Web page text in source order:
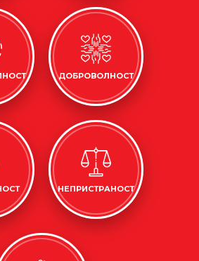
ДОБРОВОЛНОСТ
НЕПРИСТРАНОСТ